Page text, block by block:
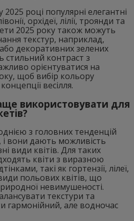
2025 році популярні елегантні
орхідеї, лілії, троянди та
2025 року також можуть
текстур, наприклад,
декоративних зелених
контраст з
орієнтуватися на
щоб вибір кольору
весілля.
використовувати для
з головних тенденцій
вони дають можливість
види квітів. Для таких
квіти з виразною
такі як гортензії, лілеї,
польових квітів, що
невимушеності.
текстури та
гармонійний, але водночас